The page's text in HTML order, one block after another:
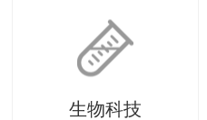
生物科技